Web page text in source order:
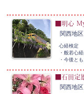
■明心
関西地
心経検定
・般若心
・今後と
■石田定
関西地